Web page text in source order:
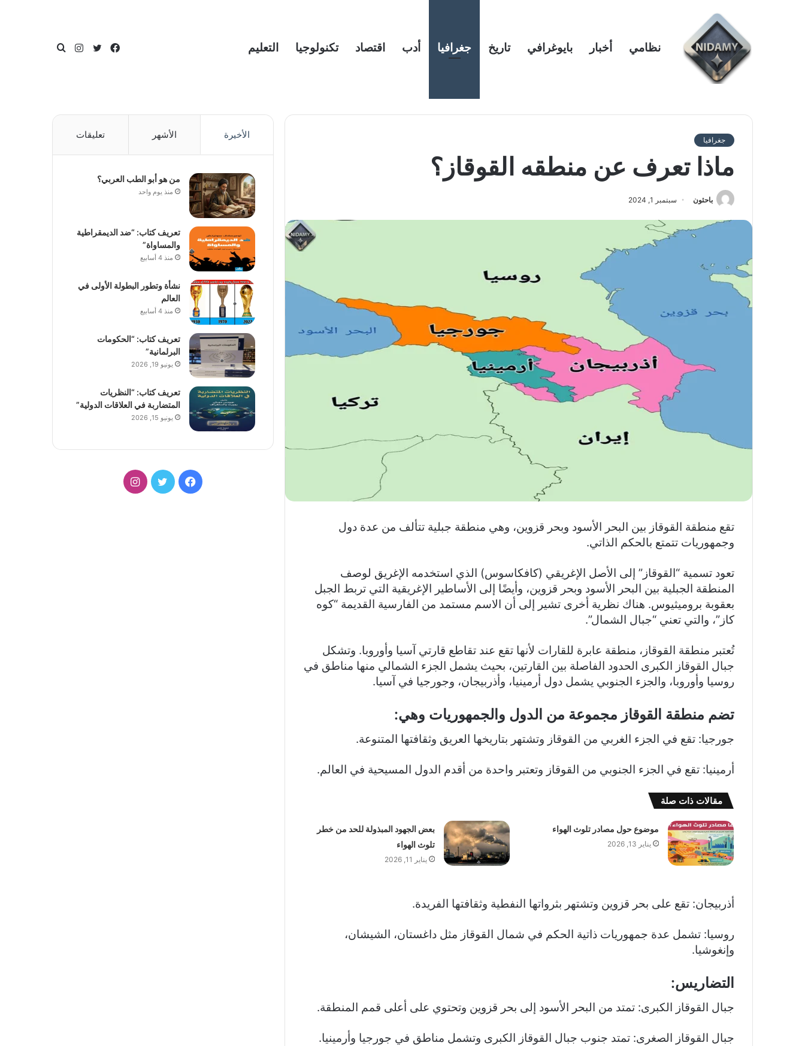
نظامي أخبار بايوغرافي تاريخ جغرافيا أدب اقتصاد تكنولوجيا التعليم بحث
انستقرامتويتر
فيسبوك
جغرافيا
ماذا تعرف عن منطقه القوقاز؟
باحثون سبتمبر 1, 2024
تقع منطقة القوقاز بين البحر الأسود وبحر قزوين، وهي منطقة جبلية تتألف من عدة دول
وجمهوريات تتمتع بالحكم الذاتي.
تعود تسمية “القوقاز” إلى الأصل الإغريقي (كافكاسوس) الذي استخدمه الإغريق لوصف
المنطقة الجبلية بين البحر الأسود وبحر قزوين، وأيضًا إلى الأساطير الإغريقية التي تربط الجبل
بعقوبة بروميثيوس. هناك نظرية أخرى تشير إلى أن الاسم مستمد من الفارسية القديمة “كوه
كاز”، والتي تعني “جبال الشمال”.
تُعتبر منطقة القوقاز، منطقة عابرة للقارات لأنها تقع عند تقاطع قارتي آسيا وأوروبا. وتشكل
جبال القوقاز الكبرى الحدود الفاصلة بين القارتين، بحيث يشمل الجزء الشمالي منها مناطق في
روسيا وأوروبا، والجزء الجنوبي يشمل دول أرمينيا، وأذربيجان، وجورجيا في آسيا.
تضم منطقة القوقاز مجموعة من الدول والجمهوريات وهي:
جورجيا: تقع في الجزء الغربي من القوقاز وتشتهر بتاريخها العريق وثقافتها المتنوعة.
أرمينيا: تقع في الجزء الجنوبي من القوقاز وتعتبر واحدة من أقدم الدول المسيحية في العالم.
مقالات ذات صلة
موضوع حول مصادر تلوث الهواء
يناير 13, 2026
بعض الجهود المبذولة للحد من خطر
تلوث الهواء
يناير 11, 2026
أذربيجان: تقع على بحر قزوين وتشتهر بثرواتها النفطية وثقافتها الفريدة.
روسيا: تشمل عدة جمهوريات ذاتية الحكم في شمال القوقاز مثل داغستان، الشيشان،
وإنغوشيا.
التضاريس:
جبال القوقاز الكبرى: تمتد من البحر الأسود إلى بحر قزوين وتحتوي على أعلى قمم المنطقة.
جبال القوقاز الصغرى: تمتد جنوب جبال القوقاز الكبرى وتشمل مناطق في جورجيا وأرمينيا.
الأخيرة الأشهر تعليقات
من هو أبو الطب العربي؟
منذ يوم واحد
تعريف كتاب: “ضد الديمقراطية
والمساواة”
منذ 4 أسابيع
نشأة وتطور البطولة الأولى في
العالم
منذ 4 أسابيع
تعريف كتاب: “الحكومات
البرلمانية”
يونيو 19, 2026
تعريف كتاب: “النظريات
المتضاربة في العلاقات الدولية”
يونيو 15, 2026
فيسبوكتويتر انستقرام